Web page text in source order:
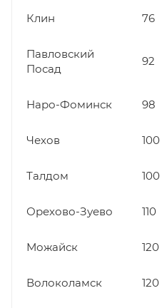
Клин 76
Павловский
Посад
92
Наро-Фоминск 98
Чехов 100
Талдом 100
Орехово-Зуево 110
Можайск 120
Волоколамск 120